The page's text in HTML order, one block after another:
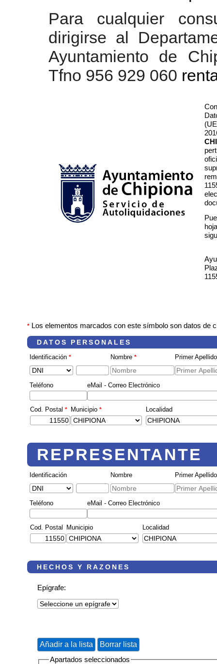
Para cualquier
dirigirse al
Ayuntamiento de
Tfno 956 929 060
* Los elementos marcados con este símbolo son datos de
DATOS PERSONALES
Identificación* Nombre* Primer
Teléfono eMail - Correo Electrónico
Cod. Postal* Municipio* Localidad
REPRESENTANTE
Identificación Nombre Primer Apellido
Teléfono eMail - Correo Electrónico
Cod. Postal Municipio Localidad
HECHOS Y RAZONES
Epígrafe:
Apartados seleccionados